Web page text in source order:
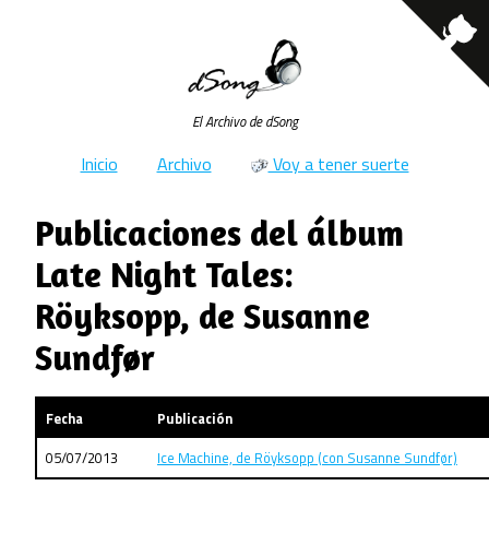
El Archivo de dSong
Inicio Archivo Voy a tener suerte
Publicaciones del álbum
Late Night Tales:
Röyksopp, de Susanne
Sundfør
Fecha
Publicación
05/07/2013
Ice Machine, de Röyksopp (con Susanne Sundfør)